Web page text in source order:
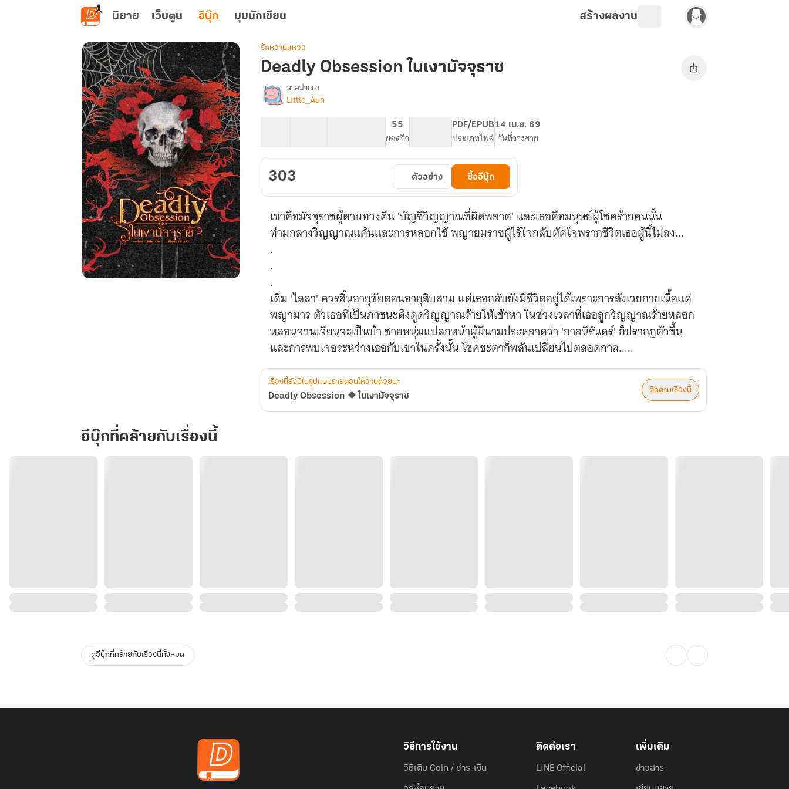
ข้ามไปยังเนื้อหาหลัก
นิยาย เว็บตูน อีบุ๊ก มุมนักเขียน สร้างผลงาน
รักหวานแหวว
Deadly Obsession ในเงามัจจุราช
เรื่องDeadly
มัจจุราช
นามปากกา
Little_Aun
55
ยอดวิว
PDF/EPUB
ประเภทไฟล์
14 เม.ย. 69
วันที่วางขาย
303 ตัวอย่าง ซื้ออีบุ๊ก
เขาคือมัจจุราชผู้ตามทวงคืน 'บัญชีวิญญาณที่ผิดพลาด' และเธอคือมนุษย์ผู้โชคร้ายคนนั้น
ท่ามกลางวิญญาณแค้นและการหลอกใช้ พญายมราชผู้ไร้ใจกลับตัดใจพรากชีวิตเธอผู้นี้ไม่ลง...
.
.
.
เดิม 'ไลลา' ควรสิ้นอายุขัยตอนอายุสิบสาม แต่เธอกลับยังมีชีวิตอยู่ได้เพราะการสังเวยกายเนื้อแด่
พญามาร ตัวเธอที่เป็นภาชนะดึงดูดวิญญาณร้ายให้เข้าหา ในช่วงเวลาที่เธอถูกวิญญาณร้ายหลอก
หลอนจวนเจียนจะเป็นบ้า ชายหนุ่มแปลกหน้าผู้มีนามประหลาดว่า 'กาลนิรันดร์' ก็ปรากฏตัวขึ้น
และการพบเจอระหว่างเธอกับเขาในครั้งนั้น โชคชะตาก็พลันเปลี่ยนไปตลอดกาล.....
เรื่องนี้ยังมีในรูปแบบรายตอนให้อ่านด้วยนะ
Deadly Obsession ❖ ในเงามัจจุราช
ติดตามเรื่องนี้
อีบุ๊กที่คล้ายกับเรื่องนี้
ดูอีบุ๊กที่คล้ายกับเรื่องนี้ทั้งหมด
วิธีการใช้งาน
วิธีเติม Coin / ชำระเงิน
ติดต่อเรา
LINE Official
เพิ่มเติม
ข่าวสาร